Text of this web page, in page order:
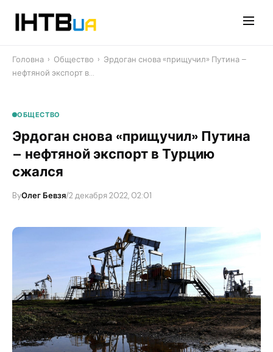
Головна › Общество › Эрдоган снова «прищучил» Путина –
нефтяной экспорт в…
ОБЩЕСТВО
Эрдоган снова «прищучил» Путина
– нефтяной экспорт в Турцию
сжался
ByОлег Бевзя/2 декабря 2022, 02:01